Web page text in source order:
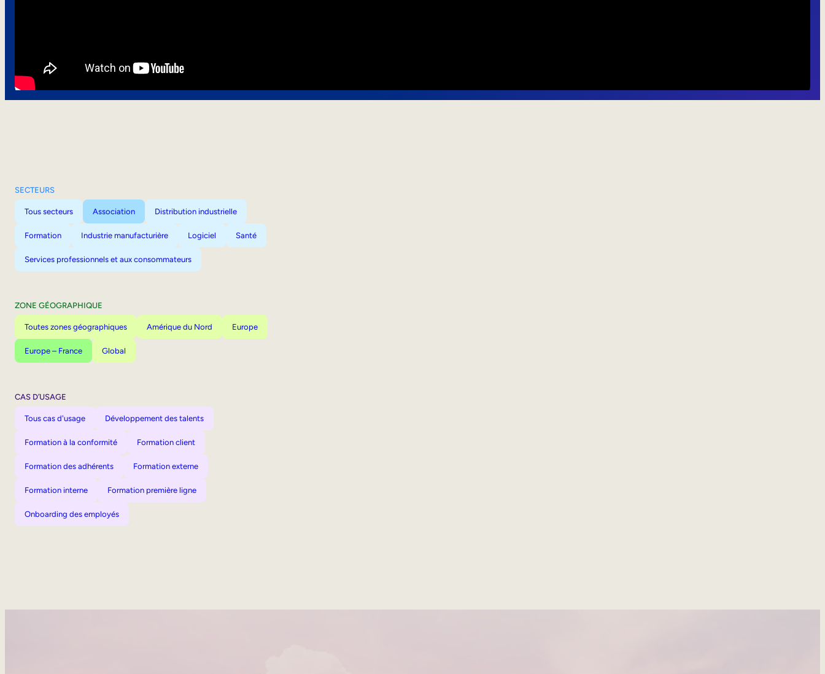
SECTEURS
Tous secteurs Association Distribution industrielle
Formation Industrie manufacturière Logiciel Santé
Services professionnels et aux consommateurs
ZONE GÉOGRAPHIQUE
Toutes zones géographiques Amérique du Nord Europe
Europe – France Global
CAS D’USAGE
Tous cas d'usage Développement des talents
Formation à la conformité Formation client
Formation des adhérents Formation externe
Formation interne Formation première ligne
Onboarding des employés